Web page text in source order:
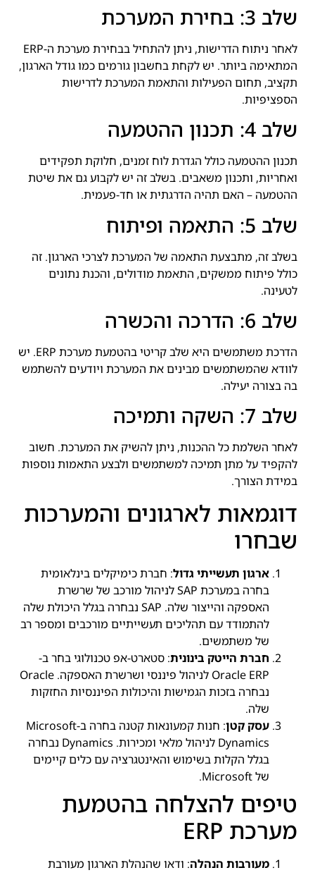
שלב 3: בחירת המערכת
לאחר ניתוח הדרישות, ניתן להתחיל בבחירת מערכת ה-ERP
המתאימה ביותר. יש לקחת בחשבון גורמים כמו גודל הארגון,
תקציב, תחום הפעילות והתאמת המערכת לדרישות
הספציפיות.
שלב 4: תכנון ההטמעה
תכנון ההטמעה כולל הגדרת לוח זמנים, חלוקת תפקידים
ואחריות, ותכנון משאבים. בשלב זה יש לקבוע גם את שיטת
ההטמעה – האם תהיה הדרגתית או חד-פעמית.
שלב 5: התאמה ופיתוח
בשלב זה, מתבצעת התאמה של המערכת לצרכי הארגון. זה
כולל פיתוח ממשקים, התאמת מודולים, והכנת נתונים
לטעינה.
שלב 6: הדרכה והכשרה
הדרכת משתמשים היא שלב קריטי בהטמעת מערכת ERP. יש
לוודא שהמשתמשים מבינים את המערכת ויודעים להשתמש
בה בצורה יעילה.
שלב 7: השקה ותמיכה
לאחר השלמת כל ההכנות, ניתן להשיק את המערכת. חשוב
להקפיד על מתן תמיכה למשתמשים ולבצע התאמות נוספות
במידת הצורך.
דוגמאות לארגונים והמערכות
שבחרו
ארגון תעשייתי גדול: חברת כימיקלים בינלאומית
בחרה במערכת SAP לניהול מורכב של שרשרת
האספקה והייצור שלה. SAP נבחרה בגלל היכולת שלה
להתמודד עם תהליכים תעשייתיים מורכבים ומספר רב
של משתמשים.
חברת הייטק בינונית: סטארט-אפ טכנולוגי בחר ב-
Oracle ERP לניהול פיננסי ושרשרת האספקה. Oracle
נבחרה בזכות הגמישות והיכולות הפיננסיות החזקות
שלה.
עסק קטן
: חנות קמעונאות קטנה בחרה ב-Microsoft
Dynamics לניהול מלאי ומכירות. Dynamics נבחרה
בגלל הקלות בשימוש והאינטגרציה עם כלים קיימים
של Microsoft.
טיפים להצלחה בהטמעת
מערכת ERP
מעורבות הנהלה: ודאו שהנהלת הארגון מעורבת